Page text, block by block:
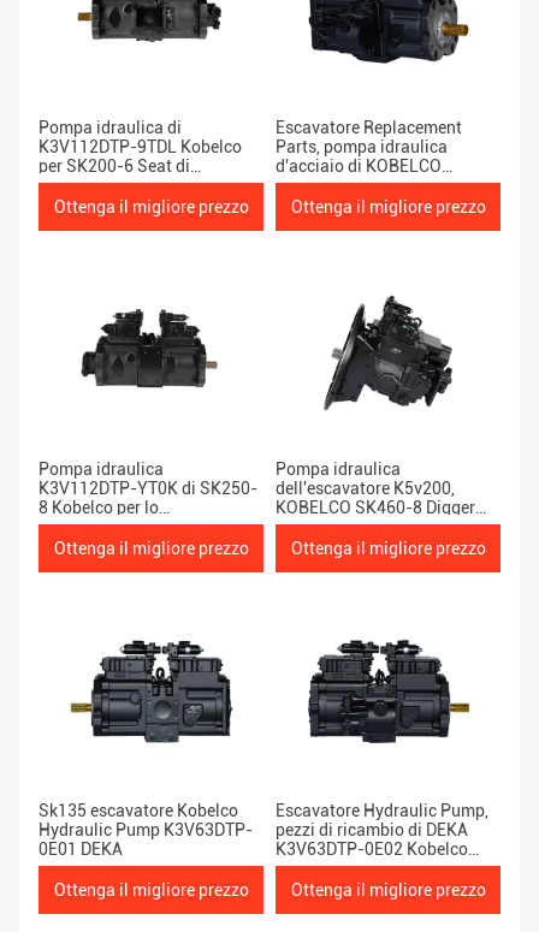
Pompa idraulica di
K3V112DTP-9TDL Kobelco
per SK200-6 Seat di
alluminio
Ottenga il migliore prezzo
Escavatore Replacement
Parts, pompa idraulica
d'acciaio di KOBELCO
SK200SR di K5v80dtp
Ottenga il migliore prezzo
Pompa idraulica
K3V112DTP-YT0K di SK250-
8 Kobelco per lo
zappatore/escavatore
Ottenga il migliore prezzo
Pompa idraulica
dell'escavatore K5v200,
KOBELCO SK460-8 Digger
Spare Parts
Ottenga il migliore prezzo
Sk135 escavatore Kobelco
Hydraulic Pump K3V63DTP-
0E01 DEKA
Ottenga il migliore prezzo
Escavatore Hydraulic Pump,
pezzi di ricambio di DEKA
K3V63DTP-0E02 Kobelco
della scavatrice SK130
Ottenga il migliore prezzo